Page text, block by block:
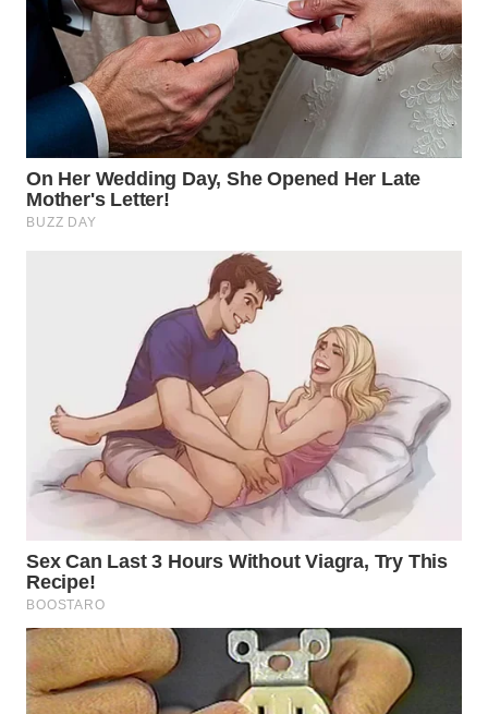
KEPULAUAN
SERIBU
WN
TANGERANG
WN
BINJAI
WN
KUNINGAN
WN
MAJALENGKA
WN
SUBANG
WN
SUKABUMI